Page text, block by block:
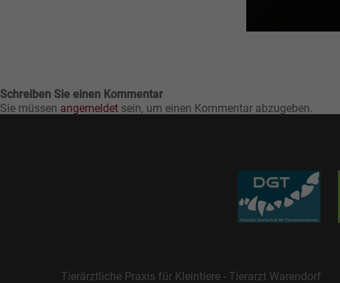
Schreiben Sie einen Kommentar
Sie müssen angemeldet sein, um einen Kommentar abzugeben.
Tierärztliche Praxis für Kleintiere - Tierarzt Warendorf